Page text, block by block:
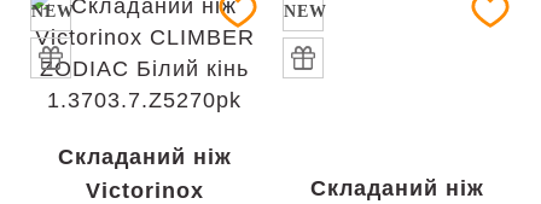
NEW
Складаний ніж
Victorinox
NEW
Складаний ніж